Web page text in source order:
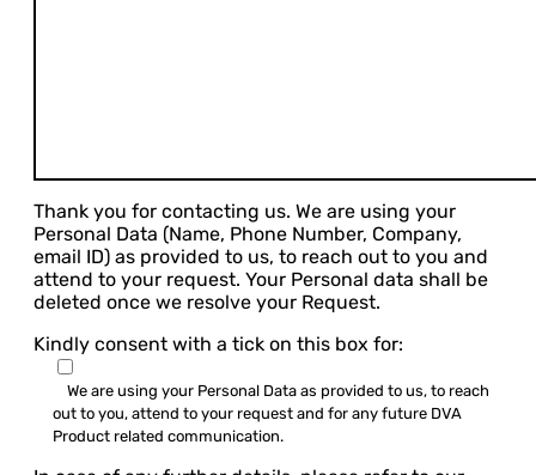
Thank you for contacting us. We are using your
Personal Data (Name, Phone Number, Company,
email ID) as provided to us, to reach out to you and
attend to your request. Your Personal data shall be
deleted once we resolve your Request.
Kindly consent with a tick on this box for:
We are using your Personal Data as provided to us, to reach
out to you, attend to your request and for any future DVA
Product related communication.